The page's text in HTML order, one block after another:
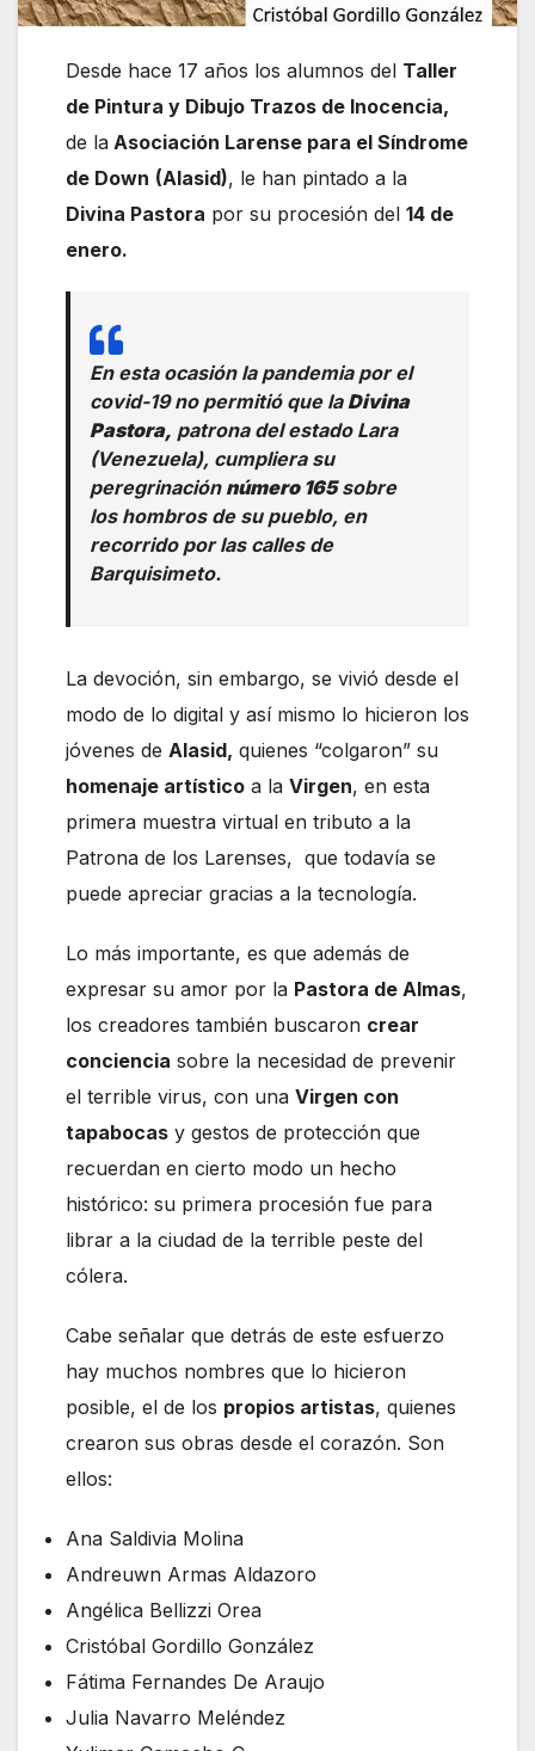
Desde hace 17 años los alumnos del Taller
de Pintura y Dibujo Trazos de Inocencia,
de la Asociación Larense para el Síndrome
de Down (Alasid), le han pintado a la
Divina Pastora por su procesión del 14 de
enero.
En esta ocasión la pandemia por el
covid-19 no permitió que laDivina
Pastora, patrona del estado Lara
(Venezuela), cumpliera su
peregrinación número 165sobre
los hombros de su pueblo, en
recorrido por las calles de
Barquisimeto.
La devoción, sin embargo, se vivió desde el
modo de lo digital y así mismo lo hicieron los
jóvenes de Alasid, quienes “colgaron” su
homenaje artístico a la Virgen, en esta
primera muestra virtual en tributo a la
Patrona de los Larenses, que todavía se
puede apreciar gracias a la tecnología.
Lo más importante, es que además de
expresar su amor por la Pastora de Almas,
los creadores también buscaron crear
conciencia sobre la necesidad de prevenir
el terrible virus, con una Virgen con
tapabocas y gestos de protección que
recuerdan en cierto modo un hecho
histórico: su primera procesión fue para
librar a la ciudad de la terrible peste del
cólera.
Cabe señalar que detrás de este esfuerzo
hay muchos nombres que lo hicieron
posible, el de los propios artistas, quienes
crearon sus obras desde el corazón. Son
ellos:
Ana Saldivia Molina
Andreuwn Armas Aldazoro
Angélica Bellizzi Orea
Cristóbal Gordillo González
Fátima Fernandes De Araujo
Julia Navarro Meléndez